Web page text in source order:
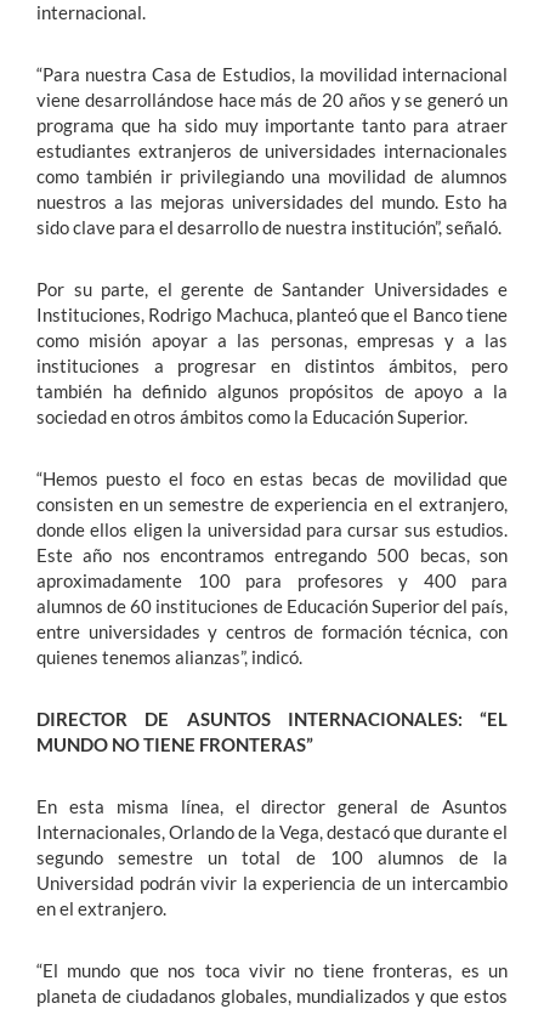
internacional.
“Para nuestra Casa de Estudios, la movilidad internacional
viene desarrollándose hace más de 20 años y se generó un
programa que ha sido muy importante tanto para atraer
estudiantes extranjeros de universidades internacionales
como también ir privilegiando una movilidad de alumnos
nuestros a las mejoras universidades del mundo. Esto ha
sido clave para el desarrollo de nuestra institución”, señaló.
Por su parte, el gerente de Santander Universidades e
Instituciones, Rodrigo Machuca, planteó que el Banco tiene
como misión apoyar a las personas, empresas y a las
instituciones a progresar en distintos ámbitos, pero
también ha definido algunos propósitos de apoyo a la
sociedad en otros ámbitos como la Educación Superior.
“Hemos puesto el foco en estas becas de movilidad que
consisten en un semestre de experiencia en el extranjero,
donde ellos eligen la universidad para cursar sus estudios.
Este año nos encontramos entregando 500 becas, son
aproximadamente 100 para profesores y 400 para
alumnos de 60 instituciones de Educación Superior del país,
entre universidades y centros de formación técnica, con
quienes tenemos alianzas”, indicó.
DIRECTOR DE ASUNTOS INTERNACIONALES: “EL
MUNDO NO TIENE FRONTERAS”
En esta misma línea, el director general de Asuntos
Internacionales, Orlando de la Vega, destacó que durante el
segundo semestre un total de 100 alumnos de la
Universidad podrán vivir la experiencia de un intercambio
en el extranjero.
“El mundo que nos toca vivir no tiene fronteras, es un
planeta de ciudadanos globales, mundializados y que estos